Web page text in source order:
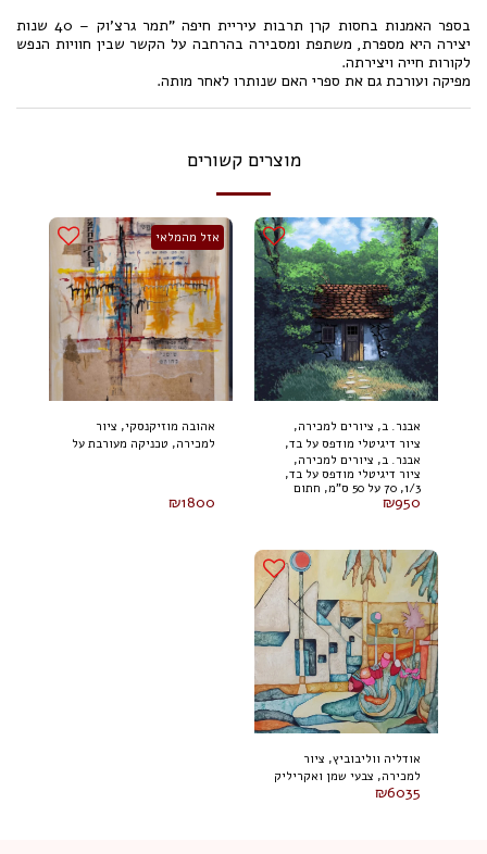
בספר האמנות בחסות קרן תרבות עיריית חיפה "תמר גרצ'וק – 40 שנות
יצירה היא מספרת, משתפת ומסבירה בהרחבה על הקשר שבין חוויות הנפש
לקורות חייה ויצירתה.
מפיקה ועורכת גם את ספרי האם שנותרו לאחר מותה.
מוצרים קשורים
אבנר. ב, ציורים למכירה,
ציור דיגיטלי מודפס על בד,
1/3, 70 על 50 ס"מ, חתום
אבנר. ב, ציורים למכירה,
ציור דיגיטלי מודפס על בד,
1/3, 70 על 50 ס"מ, חתום
₪950
אזל מהמלאי
אהובה מוזיקנסקי, ציור
למכירה, טכניקה מעורבת על
₪1800
אודליה ווליבוביץ, ציור
למכירה, צבעי שמן ואקריליק
על בד 80 על 100 ס"מ, חתום₪6035